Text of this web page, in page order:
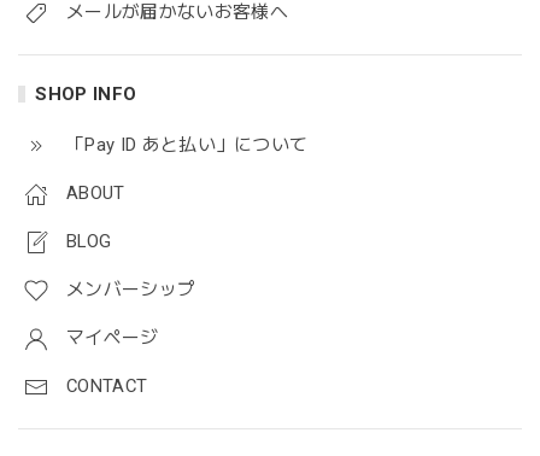
メールが届かないお客様へ
SHOP INFO
「Pay ID あと払い」について
ABOUT
BLOG
メンバーシップ
マイページ
CONTACT